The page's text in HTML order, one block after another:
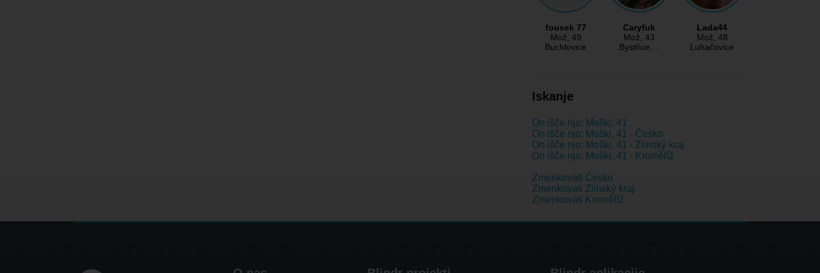
fousek 77
Mož, 49
Buchlovice
Caryfuk
Mož, 43
Bystřice…
Lada44
Mož, 48
Luhačovice
Iskanje
On išče njo: Moški, 41
On išče njo: Moški, 41 - Česko
On išče njo: Moški, 41 - Zlínský kraj
On išče njo: Moški, 41 - Kroměříž
Zmenkovati Česko
Zmenkovati Zlínský kraj
Zmenkovati Kroměříž